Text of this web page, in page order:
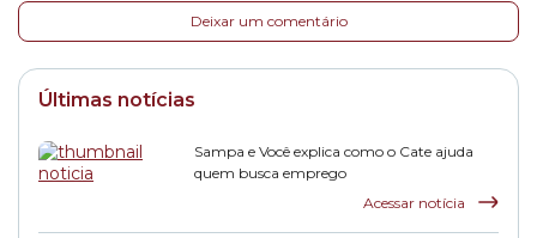
Deixar um comentário
Últimas notícias
Sampa e Você explica como o Cate ajuda
quem busca emprego
Acessar notícia